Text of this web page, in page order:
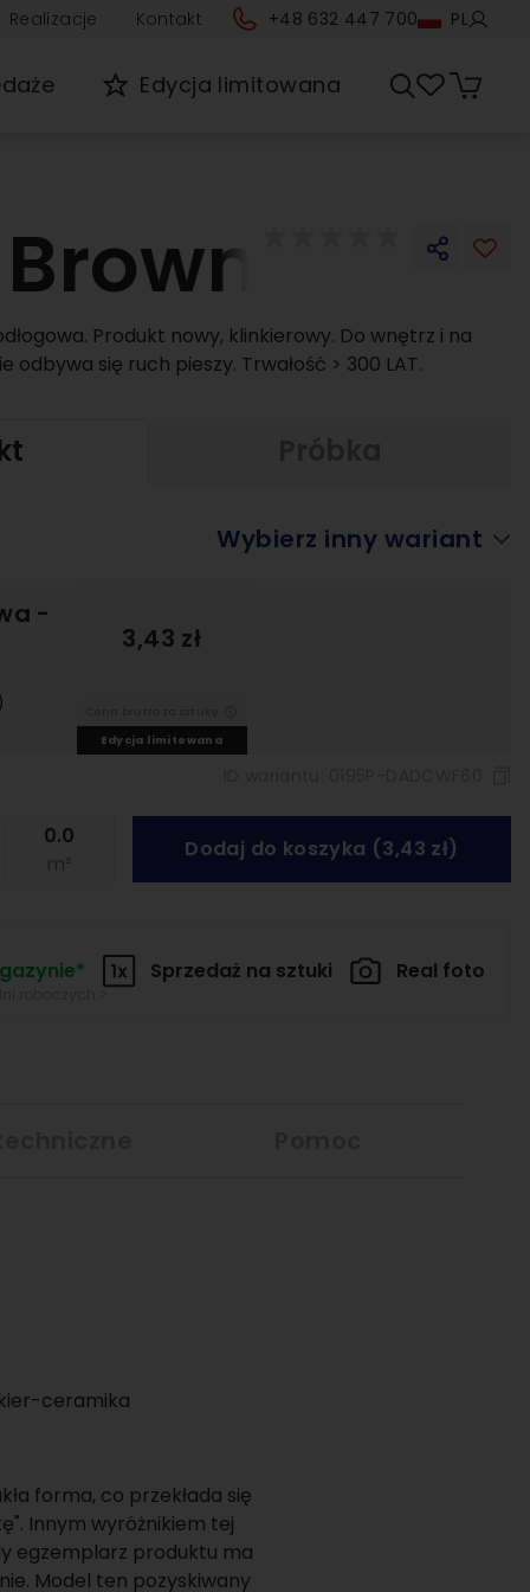
Realizacje Kontakt +48 632 447 700 PL
Edycja limitowana
Produkt nowy, klinkierowy. Do wnętrz i na
odbywa się ruch pieszy. Trwałość > 300 LAT.
Wybierz inny wariant
-
3,43 zł
Edycja limitowana
Dodaj do koszyka (3,43 zł)
Sprzedaż na sztuki Real foto
ceramika
forma, co przekłada się
Innym wyróżnikiem tej
egzemplarz produktu ma
Model ten pozyskiwany